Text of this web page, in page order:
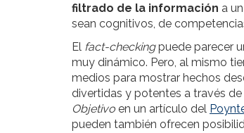
filtrado de la información a
sean cognitivos, de
El fact-checkingpuede parecer
muy dinámico. Pero, al mismo
medios para mostrar hechos
divertidas y potentes a través
Objetivo en un artículo del
pueden también ofrecen